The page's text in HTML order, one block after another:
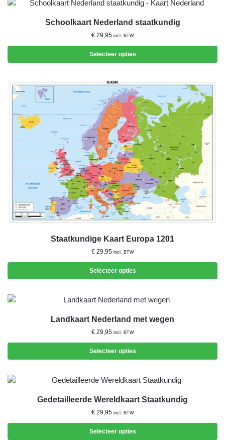
Schoolkaart Nederland staatkundig
€29,95 incl. BTW
Selecteer opties
Staatkundige Kaart Europa 1201
€29,95 incl. BTW
Selecteer opties
Landkaart Nederland met wegen
€29,95 incl. BTW
Selecteer opties
Gedetailleerde Wereldkaart Staatkundig
€29,95 incl. BTW
Selecteer opties